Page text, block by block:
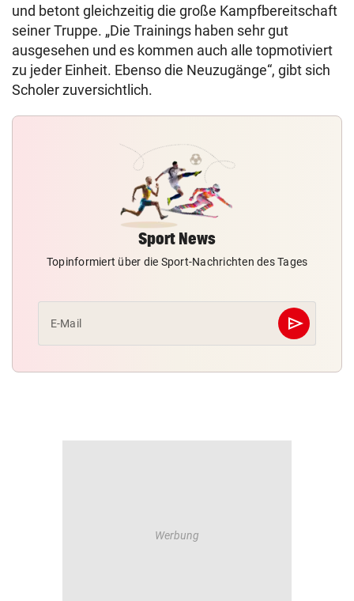
und betont gleichzeitig die große Kampfbereitschaft
seiner Truppe. „Die Trainings haben sehr gut
ausgesehen und es kommen auch alle topmotiviert
zu jeder Einheit. Ebenso die Neuzugänge“, gibt sich
Scholer zuversichtlich.
Sport News
Topinformiert über die Sport-Nachrichten des Tages
E-Mail send
Abschicken